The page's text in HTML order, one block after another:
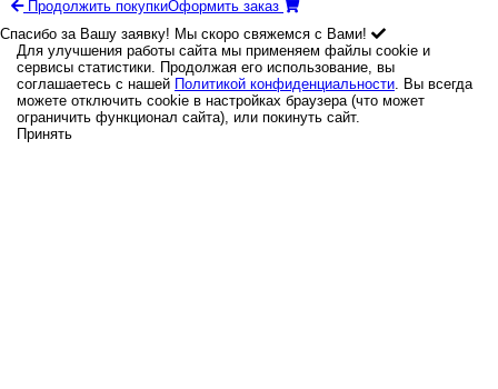
Продолжить покупкиОформить заказ
Спасибо за Вашу заявку! Мы скоро свяжемся с Вами!
Для улучшения работы сайта мы применяем файлы cookie и
сервисы статистики. Продолжая его использование, вы
соглашаетесь с нашей Политикой конфиденциальности. Вы всегда
можете отключить cookie в настройках браузера (что может
ограничить функционал сайта), или покинуть сайт.
Принять